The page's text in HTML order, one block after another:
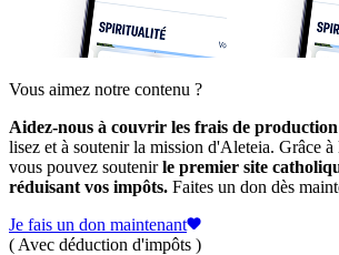
Vous aimez notre contenu ?
Aidez-nous à couvrir les frais de production
lisez et à soutenir la mission d'Aleteia. Grâce
vous pouvez soutenirle premier site
réduisant vos impôts. Faites un don dès
Je fais un don maintenant
( Avec déduction d'impôts )